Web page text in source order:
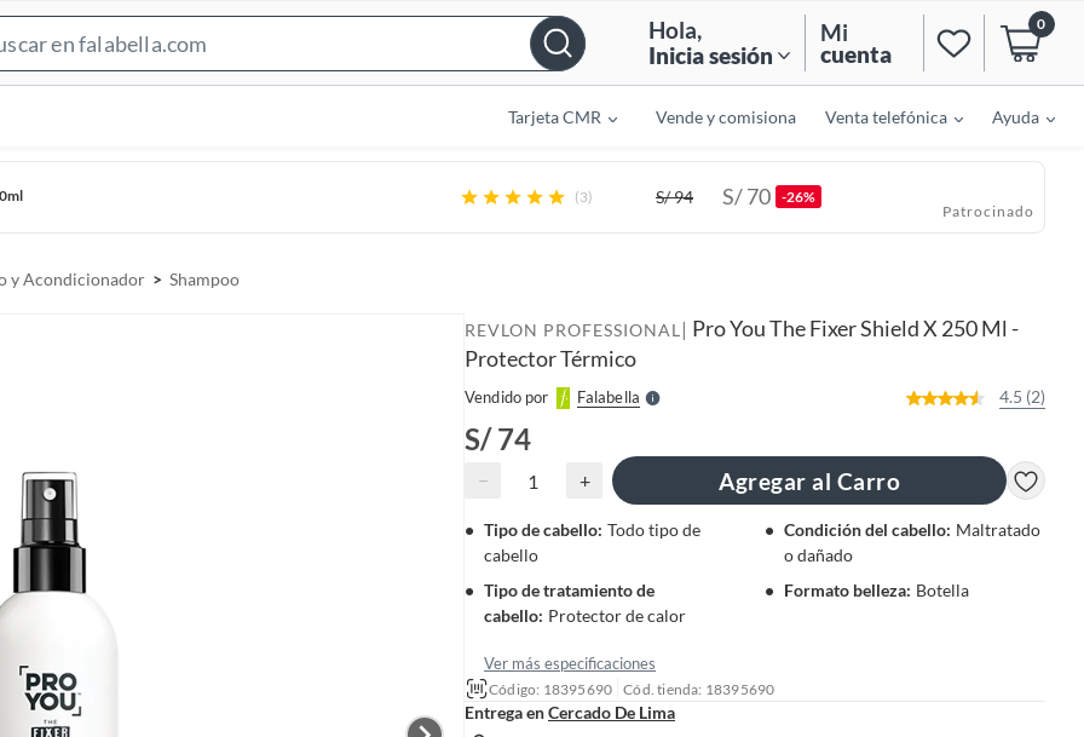
e
Hola,
Inicia sesión
Mi
cuenta
0
Tarjeta CMR Vende y comisiona Venta telefónica Ayuda
(3) S/94 S/70 -26%
Patrocinado
y Acondicionador Shampoo
REVLON PROFESSIONAL | Pro You The Fixer Shield X 250 Ml -
Protector Térmico
Vendido por FalabellaS
e
r
4.5 (2)
S/ 74
− + Agregar al Carro
Tipo de cabello: Todo tipo de
cabello
Condición del cabello: Maltratado
o dañado
Tipo de tratamiento de
cabello: Protector de calor
Formato belleza: Botella
Ver más especificaciones
Código: 18395690 Cód. tienda: 18395690
Entrega enCercado De Lima